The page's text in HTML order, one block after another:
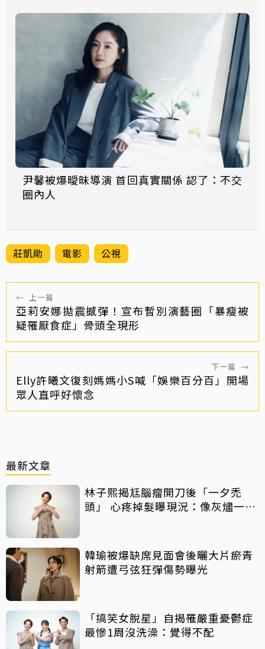
尹馨被爆曖昧導演 首回真實關係 認了：不交
圈內人
莊凱勛 電影 公視
← 上一篇
亞莉安娜拋震撼彈！宣布暫別演藝圈「暴瘦被
疑罹厭食症」骨頭全現形
下一篇 →
Elly許曦文復刻媽媽小S喊「娛樂百分百」開場
眾人直呼好懷念
最新文章
林子熙揭尪腦瘤開刀後「一夕禿
頭」 心疼掉髮曝現況：像灰燼一直
韓瑜被爆缺席見面會後曬大片瘀青
射箭遭弓弦狂彈傷勢曝光
「搞笑女脫星」自揭罹嚴重憂鬱症
最慘1周沒洗澡：覺得不配